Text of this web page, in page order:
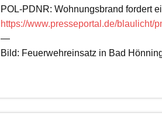
POL-PDNR: Wohnungsbrand fordert
https://www.presseportal.de/blaulicht/
—
Bild: Feuerwehreinsatz in Bad